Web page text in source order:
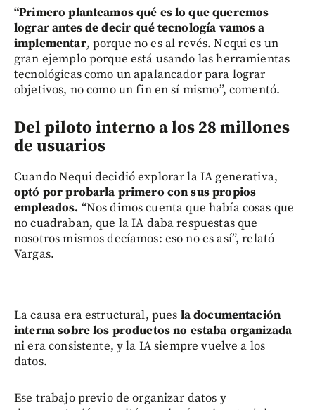
“Primero planteamos qué es lo que queremos
lograr antes de decir qué tecnología vamos a
implementar, porque no es al revés. Nequi es un
gran ejemplo porque está usando las herramientas
tecnológicas como un apalancador para lograr
objetivos, no como un fin en sí mismo”, comentó.
Del piloto interno a los 28 millones
de usuarios
Cuando Nequi decidió explorar la IA generativa,
optó por probarla primero con sus propios
empleados. “Nos dimos cuenta que había cosas que
no cuadraban, que la IA daba respuestas que
nosotros mismos decíamos: eso no es así”, relató
Vargas.
La causa era estructural, pues la documentación
interna sobre los productos no estaba organizada
ni era consistente, y la IA siempre vuelve a los
datos.
Ese trabajo previo de organizar datos y